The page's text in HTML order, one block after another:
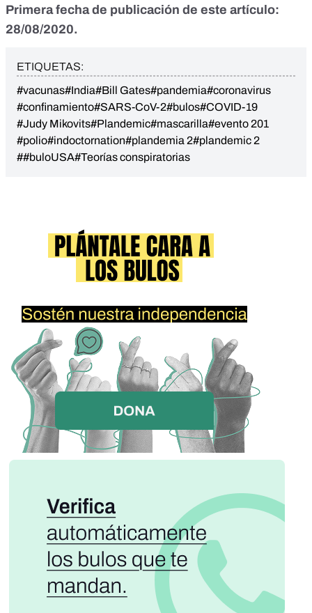
Primera fecha de publicación de este artículo:
28/08/2020.
ETIQUETAS:
#vacunas#India#Bill Gates#pandemia#coronavirus
#confinamiento#SARS-CoV-2#bulos#COVID-19
#Judy Mikovits#Plandemic#mascarilla#evento 201
#polio#indoctornation#plandemia 2#plandemic 2
##buloUSA#Teorías conspiratorias